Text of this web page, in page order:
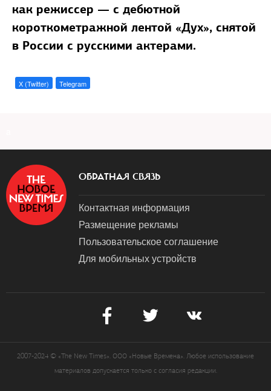
как режиссер — с дебютной
короткометражной лентой «Дух», снятой
в России с русскими актерами.
X (Twitter) Telegram
ОБРАТНАЯ СВЯЗЬ
Контактная информация
Размещение рекламы
Пользовательское соглашение
Для мобильных устройств
2007-2024 © «The New Times». ООО «Новые Времена». Любое использование
материалов допускается только с согласия редакции.